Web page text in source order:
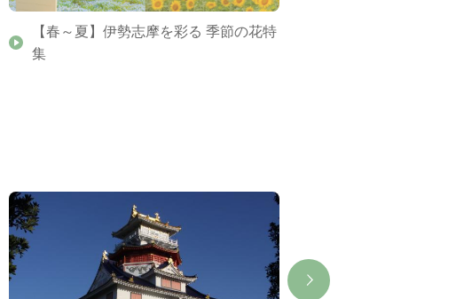
【春～夏】伊勢志摩を彩る 季節の花特
集